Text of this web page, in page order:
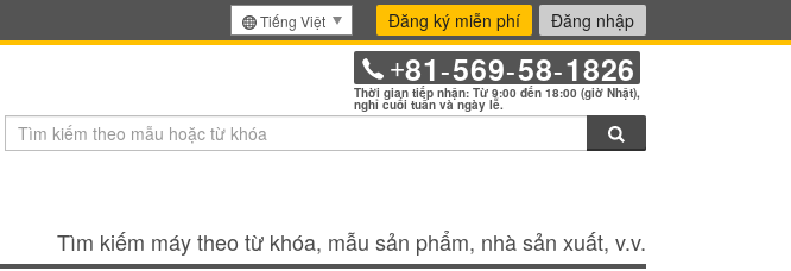
Tiếng Việt Đăng ký miễn phí Đăng nhập
+81 -569-58-1826
Thời gian tiếp nhận: Từ 9:00 đến 18:00 (giờ Nhật),
nghỉ cuối tuần và ngày lễ.
Tìm kiếm máy theo từ khóa, mẫu sản phẩm, nhà sản xuất, v.v.